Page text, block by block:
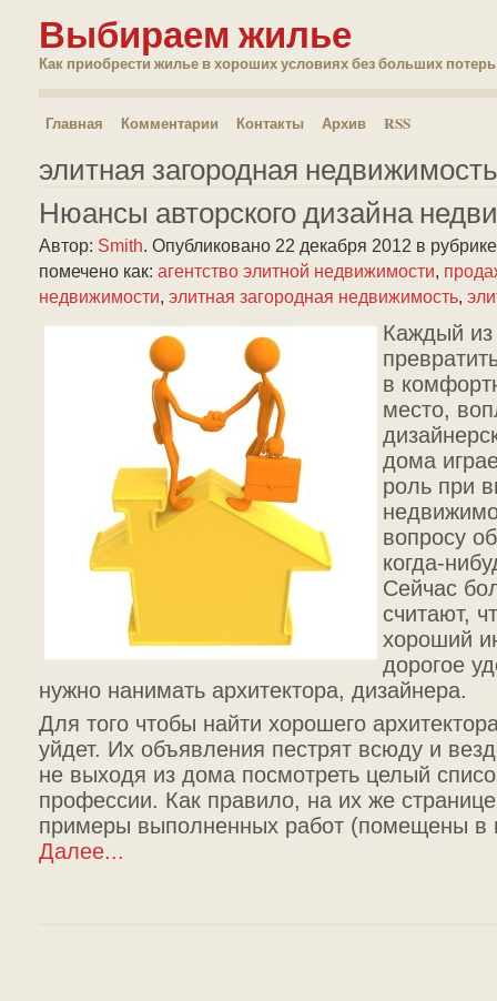
Выбираем жилье
Как приобрести жилье в хороших условиях без больших потерь
Главная Комментарии Контакты Архив RSS
элитная загородная недвижимость
Нюансы авторского дизайна
Автор: Smith. Опубликовано 22 декабря 2012 в
помечено как: агентство элитной недвижимости,
недвижимости, элитная загородная недвижимость,
Каждый из
в
место,
дома
роль при
вопросу
когда-
Сейчас
считают,
хороший
дорогое
нужно нанимать архитектора, дизайнера.
Для того чтобы найти хорошего
уйдет. Их объявления пестрят всюду и
не выходя из дома посмотреть целый
профессии. Как правило, на их же
примеры выполненных работ (помещены
Далее...